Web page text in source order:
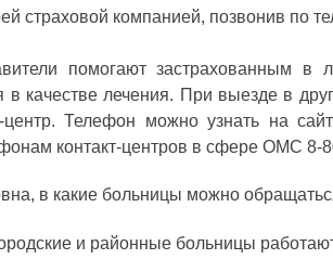
страховой компанией, позвонив по
помогают застрахованным
в качестве лечения. При выезде в
центр. Телефон можно узнать на
контакт-центров в сфере ОМС 8-
в какие больницы можно
и районные больницы